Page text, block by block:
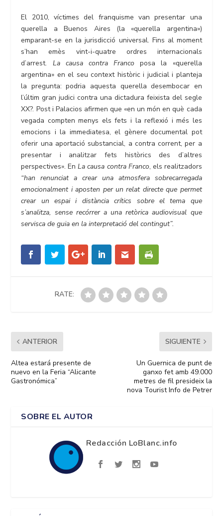
El 2010, víctimes del franquisme van presentar una
querella a Buenos Aires (la «querella argentina»)
emparant-se en la jurisdicció universal. Fins al moment
s’han emès vint-i-quatre ordres internacionals
d’arrest. La causa contra Franco posa la «querella
argentina» en el seu context històric i judicial i planteja
la pregunta: podria aquesta querella desembocar en
l’últim gran judici contra una dictadura feixista del segle
XX?. Post i Palacios afirmen que «en un món en què cada
vegada compten menys els fets i la reflexió i més les
emocions i la immediatesa, el gènere documental pot
oferir una aportació substancial, a contra corrent, per a
presentar i analitzar fets històrics des d’altres
perspectives». EnLa causa contra Franco, els realitzadors
“han renunciat a crear una atmosfera sobrecarregada
emocionalment i aposten per un relat directe que permet
crear un espai i distància crítics sobre el tema que
s’analitza, sense recórrer a una retòrica audiovisual que
servisca de guia en la interpretació del contingut”.
RATE:
ANTERIOR
Altea estará presente de
nuevo en la Feria “Alicante
Gastronómica”
SIGUIENTE
Un Guernica de punt de
ganxo fet amb 49.000
metres de fil presideix la
nova Tourist Info de Petrer
SOBRE EL AUTOR
Redacción LoBlanc.info